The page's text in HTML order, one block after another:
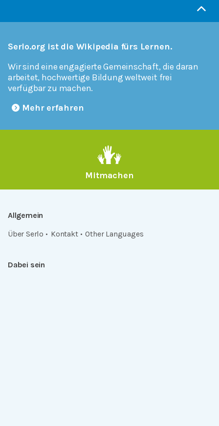
Serlo.org ist die Wikipedia fürs Lernen.
Wir sind eine engagierte Gemeinschaft, die daran
arbeitet, hochwertige Bildung weltweit frei
verfügbar zu machen.
Mehr erfahren
Mitmachen
Allgemein
Über Serlo
Kontakt Other Languages
Dabei sein